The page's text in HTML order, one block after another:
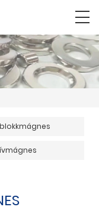
blokkmágnes
ívmágnes